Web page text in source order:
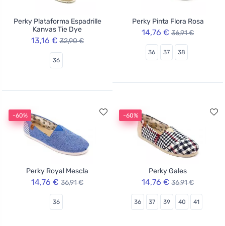
Perky Plataforma Espadrille
Kanvas Tie Dye
13,16 € 32,90 €
36
Perky Pinta Flora Rosa
14,76 € 36,91 €
36 37 38
-60%
Perky Royal Mescla
14,76 € 36,91 €
36
-60%
Perky Gales
14,76 € 36,91 €
36 37 39 40 41